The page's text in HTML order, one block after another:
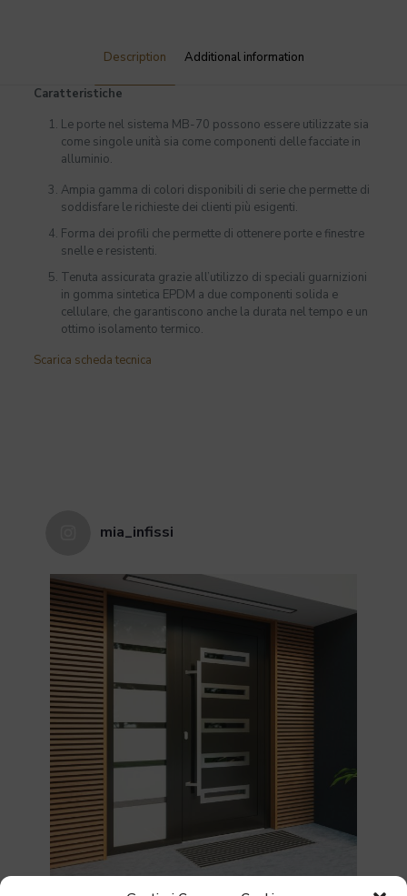
Description Additional information
Caratteristiche
Le porte nel sistema MB-70 possono essere utilizzate sia
come singole unità sia come componenti delle facciate in
alluminio.
Ampia gamma di colori disponibili di serie che permette di
soddisfare le richieste dei clienti più esigenti.
Forma dei profili che permette di ottenere porte e finestre
snelle e resistenti.
Tenuta assicurata grazie all’utilizzo di speciali guarnizioni
in gomma sintetica EPDM a due componenti solida e
cellulare, che garantiscono anche la durata nel tempo e un
ottimo isolamento termico.
Scarica scheda tecnica
Profilo
meranti 450+, pino e larice,
rivestimento in alluminio
all'esterno.
Canalina
Di serie un distanziatore in
acciaio zincato, opzionale
canalina Swisspacer Ultimate
disponibile in diversi colori.
Vetri
Di serie a una camera con
spessore di 24 mm e coefficiente
di trasmittanza termica Ug = 1,0
W/(m2K) secondo PN-EN674
disponibili i vetri a due o tre
lastre., Possibilità di utilizzare il
vetro con maggiore isolamento
acustico, temperato, sicuro,
mia_infissi